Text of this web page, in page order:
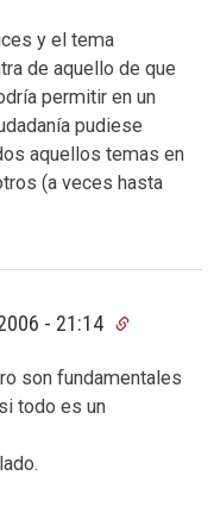
y el tema
de aquello de que
permitir en un
pudiese
aquellos temas en
(a veces hasta
- 21:14
son fundamentales
todo es un